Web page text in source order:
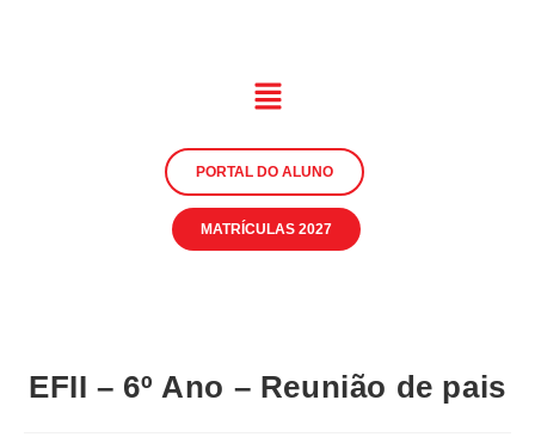
PORTAL DO ALUNO
MATRÍCULAS 2027
EFII – 6º Ano – Reunião de pais